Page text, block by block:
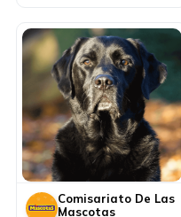
Comisariato De Las
Mascotas